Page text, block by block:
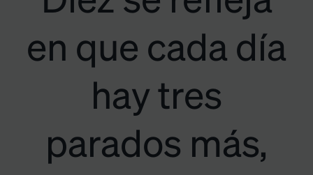
en que cada día
hay tres
parados más,